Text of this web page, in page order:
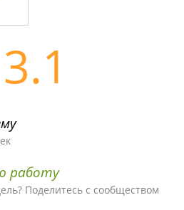
3.1
работу
Поделитесь с сообществом